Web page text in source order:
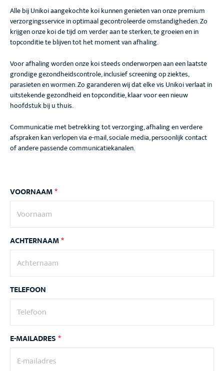
Alle bij Unikoi aangekochte koi kunnen genieten van onze premium
verzorgingsservice in optimaal gecontroleerde omstandigheden. Zo
krijgen onze koi de tijd om verder aan te sterken, te groeien en in
topconditie te blijven tot het moment van afhaling.
Voor afhaling worden onze koi steeds onderworpen aan een laatste
grondige gezondheidscontrole, inclusief screening op ziektes,
parasieten en wormen. Zo garanderen wij dat elke vis Unikoi verlaat in
uitstekende gezondheid en topconditie, klaar voor een nieuw
hoofdstuk bij u thuis.
Communicatie met betrekking tot verzorging, afhaling en verdere
afspraken kan verlopen via e-mail, sociale media, persoonlijk contact
of andere passende communicatiekanalen.
VOORNAAM*
ACHTERNAAM*
TELEFOON
E-MAILADRES*